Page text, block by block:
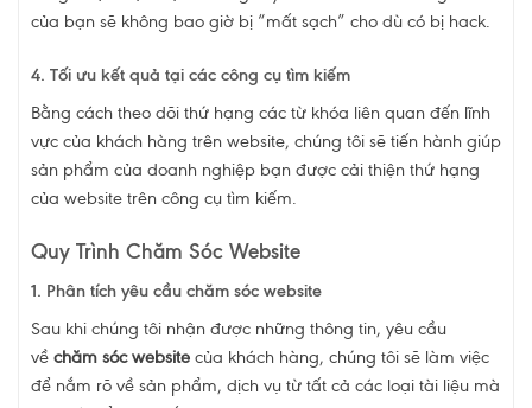
của bạn sẽ không bao giờ bị “mất sạch” cho dù có bị hack.
4. Tối ưu kết quả tại các công cụ tìm kiếm
Bằng cách theo dõi thứ hạng các từ khóa liên quan đến lĩnh
vực của khách hàng trên website, chúng tôi sẽ tiến hành giúp
sản phẩm của doanh nghiệp bạn được cải thiện thứ hạng
của website trên công cụ tìm kiếm.
Quy Trình Chăm Sóc Website
1. Phân tích yêu cầu chăm sóc website
Sau khi chúng tôi nhận được những thông tin, yêu cầu
về chăm sóc website của khách hàng, chúng tôi sẽ làm việc
để nắm rõ về sản phẩm, dịch vụ từ tất cả các loại tài liệu mà